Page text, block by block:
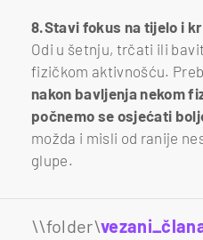
8.Stavi fokus na tijelo i
Odi u šetnju, trčati ili
fizičkom aktivnošću.
nakon bavljenja nekom
počnemo se osjećati
možda i misli od ranije
glupe.
\\folder\